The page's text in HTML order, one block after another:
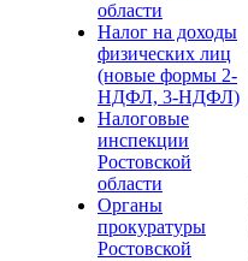
области
Налог на доходы
физических лиц
(новые формы 2-
НДФЛ, 3-НДФЛ)
Налоговые
инспекции
Ростовской
области
Органы
прокуратуры
Ростовской